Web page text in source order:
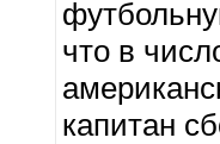
что в
капитан